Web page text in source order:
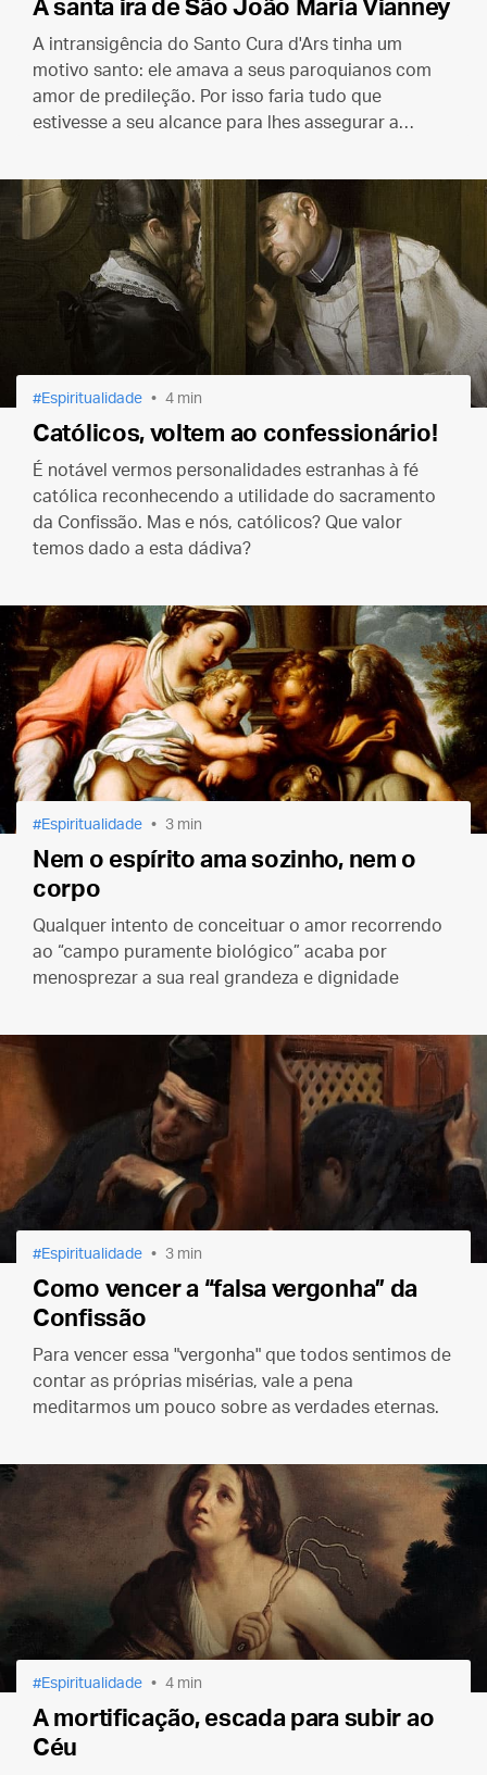
A santa ira de São João Maria Vianney
A intransigência do Santo Cura d'Ars tinha um
motivo santo: ele amava a seus paroquianos com
amor de predileção. Por isso faria tudo que
estivesse a seu alcance para lhes assegurar a
Espiritualidade 4 min
Católicos, voltem ao confessionário!
É notável vermos personalidades estranhas à fé
católica reconhecendo a utilidade do sacramento
da Confissão. Mas e nós, católicos? Que valor
temos dado a esta dádiva?
Espiritualidade 3 min
Nem o espírito ama sozinho, nem o
corpo
Qualquer intento de conceituar o amor recorrendo
ao “campo puramente biológico” acaba por
menosprezar a sua real grandeza e dignidade
Espiritualidade 3 min
Como vencer a “falsa vergonha” da
Confissão
Para vencer essa "vergonha" que todos sentimos de
contar as próprias misérias, vale a pena
meditarmos um pouco sobre as verdades eternas.
Espiritualidade 4 min
A mortificação, escada para subir ao
Céu